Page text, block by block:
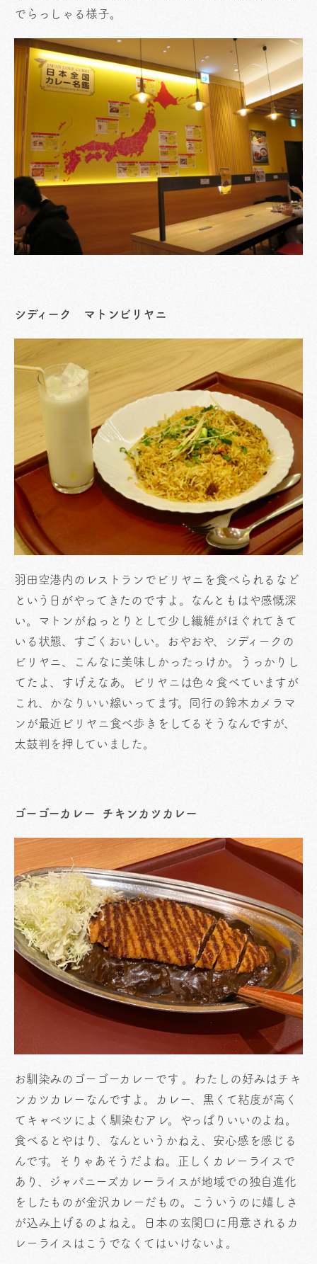
でらっしゃる様子。
シディーク マトンビリヤニ
羽田空港内のレストランでビリヤニを食べられるなど
という日がやってきたのですよ。なんともはや感慨深
い。マトンがねっとりとして少し繊維がほぐれてきて
いる状態、すごくおいしい。おやおや、シディークの
ビリヤニ、こんなに美味しかったっけか。うっかりし
てたよ、すげえなあ。ビリヤニは色々食べていますが
これ、かなりいい線いってます。同行の鈴木カメラマ
ンが最近ビリヤニ食べ歩きをしてるそうなんですが、
太鼓判を押していました。
ゴーゴーカレー チキンカツカレー
お馴染みのゴーゴーカレーです 。わたしの好みはチキ
ンカツカレーなんですよ。カレー、黒くて粘度が高く
てキャベツによく馴染むアレ。やっぱりいいのよね。
食べるとやはり、なんというかねえ、安心感を感じる
んです。そりゃあそうだよね。正しくカレーライスで
あり、ジャパニーズカレーライスが地域での独自進化
をしたものが金沢カレーだもの。こういうのに嬉しさ
が込み上げるのよねえ。日本の玄関口に用意されるカ
レーライスはこうでなくてはいけないよ。